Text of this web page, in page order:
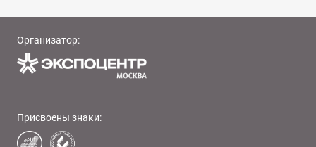
Организатор:
Присвоены знаки: